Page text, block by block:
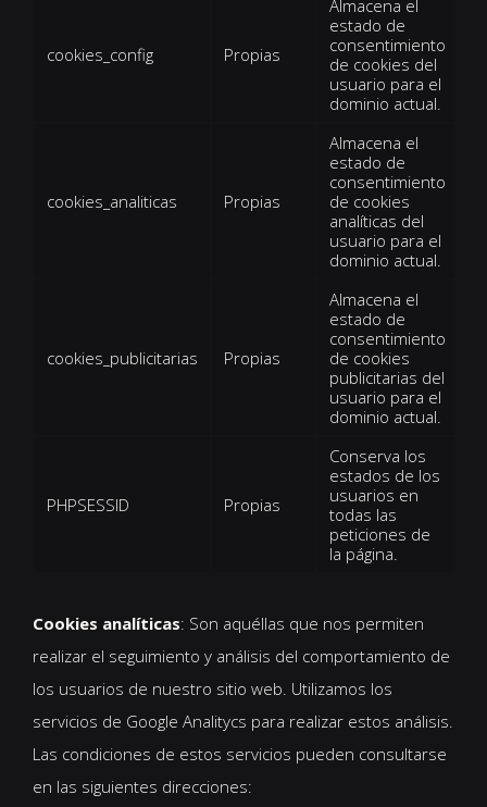
cookies_config Propias
Almacena el
estado de
consentimiento
de cookies del
usuario para el
dominio actual.
cookies_analiticas Propias
Almacena el
estado de
consentimiento
de cookies
analíticas del
usuario para el
dominio actual.
cookies_publicitarias Propias
Almacena el
estado de
consentimiento
de cookies
publicitarias del
usuario para el
dominio actual.
PHPSESSID Propias
Conserva los
estados de los
usuarios en
todas las
peticiones de
la página.
Cookies analíticas: Son aquéllas que nos permiten
realizar el seguimiento y análisis del comportamiento de
los usuarios de nuestro sitio web. Utilizamos los
servicios de Google Analitycs para realizar estos análisis.
Las condiciones de estos servicios pueden consultarse
en las siguientes direcciones: